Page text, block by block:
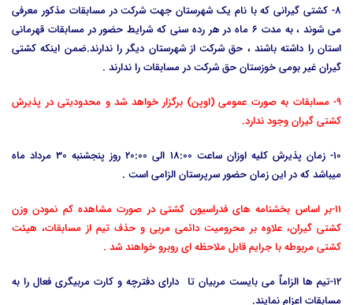
8- کشتی گیرانی که با نام یک شهرستان جهت شرکت در مسابقات مذکور معرفی
می شوند ، به مدت 6 ماه در هر رده سنی که شرایط حضور در مسابقات قهرمانی
استان را داشته باشند ، حق شرکت از شهرستان دیگر را ندارند.ضمن اینکه کشتی
گیران غیر بومی خوزستان حق شرکت در مسابقات را ندارند .
9- مسابقات به صورت عمومی (اوپن) برگزار خواهد شد و محدودیتی در پذیرش
کشتی گیران وجود ندارد.
10- زمان پذیرش کلیه اوزان ساعت 18:00 الی 20:00 روز پنجشنبه 30 مرداد ماه
میباشد که در این زمان حضور سرپرستان الزامی است .
11-بر اساس بخشنامه های فدراسیون کشتی در صورت مشاهده کم نمودن وزن
کشتی گیران، علاوه بر محرومیت دائمی مربی و حذف تیم از مسابقات، هیئت
کشتی مربوطه با جرایم قابل ملاحظه ای روبرو خواهند شد .
12-تیم ها الزاماٌ می بایست مربیان تا دارای دفترچه و کارت مربیگری فعال را به
مسابقات اعزام نمایند.